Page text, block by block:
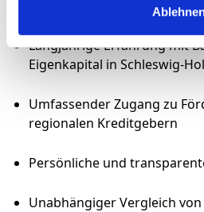
Langjährige Erfahrung mit
Eigenkapital in Schleswig-
Umfassender Zugang zu
regionalen Kreditgebern
Persönliche und
Unabhängiger Vergleich